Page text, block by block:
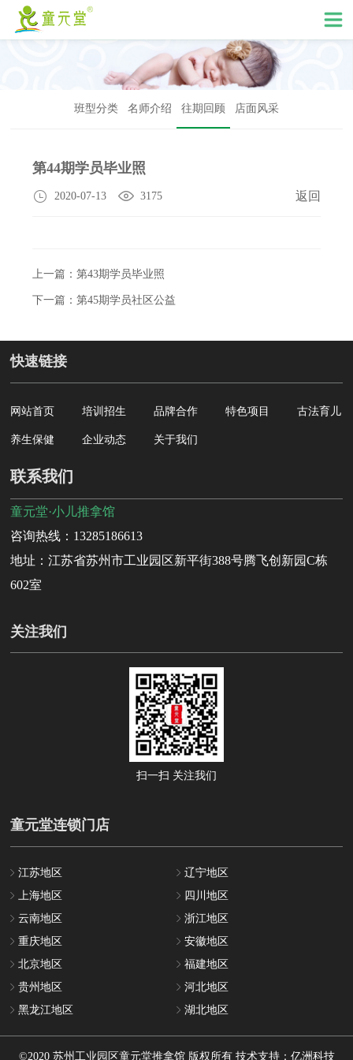
班型分类 名师介绍 往期回顾 店面风采
第44期学员毕业照
返回
2020-07-13 3175
上一篇：第43期学员毕业照
下一篇：第45期学员社区公益
快速链接
网站首页 培训招生 品牌合作 特色项目 古法育儿
养生保健 企业动态 关于我们
联系我们
童元堂·小儿推拿馆
咨询热线：13285186613
地址：江苏省苏州市工业园区新平街388号腾飞创新园C栋
602室
关注我们
扫一扫 关注我们
童元堂连锁门店
江苏地区
辽宁地区
上海地区
四川地区
云南地区
浙江地区
重庆地区
安徽地区
北京地区
福建地区
贵州地区
河北地区
黑龙江地区
湖北地区
©2020 苏州工业园区童元堂推拿馆 版权所有 技术支持：亿洲科技